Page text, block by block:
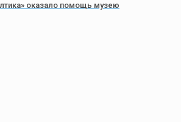
оказало помощь музею